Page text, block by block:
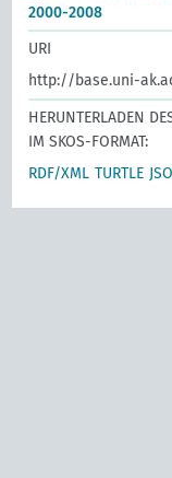
2000-2008
URI
http://base.uni-
HERUNTERLADEN
IM SKOS-FORMAT:
RDF/XML TURTLE